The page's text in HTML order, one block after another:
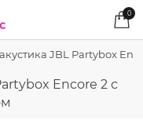
0
JBL Partybox
Encore 2 с